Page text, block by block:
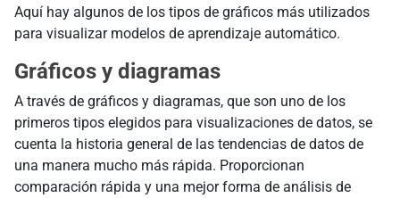
Aquí hay algunos de los tipos de gráficos más utilizados
para visualizar modelos de aprendizaje automático.
Gráficos y diagramas
A través de gráficos y diagramas, que son uno de los
primeros tipos elegidos para visualizaciones de datos, se
cuenta la historia general de las tendencias de datos de
una manera mucho más rápida. Proporcionan
comparación rápida y una mejor forma de análisis de